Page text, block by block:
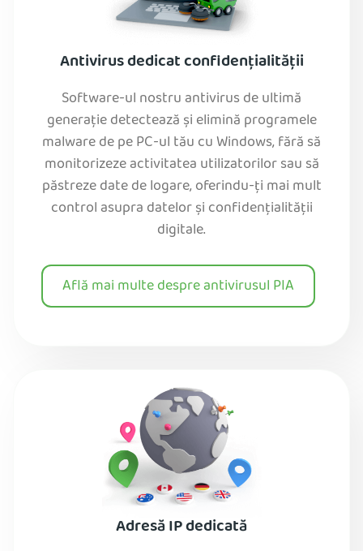
Antivirus dedicat confidențialității
Software-ul nostru antivirus de ultimă
generație detectează și elimină programele
malware de pe PC-ul tău cu Windows, fără să
monitorizeze activitatea utilizatorilor sau să
păstreze date de logare, oferindu-ți mai mult
control asupra datelor și confidențialității
digitale.
Află mai multe despre antivirusul PIA
Adresă IP dedicată